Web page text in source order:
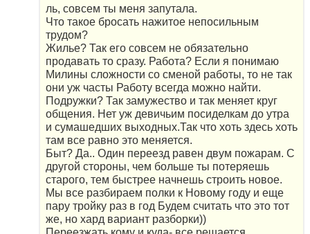
ль, совсем ты меня запутала.
Что такое бросать нажитое непосильным
трудом?
Жилье? Так его совсем не обязательно
продавать то сразу. Работа? Если я понимаю
Милины сложности со сменой работы, то не так
они уж часты Работу всегда можно найти.
Подружки? Так замужество и так меняет круг
общения. Нет уж девичьим посиделкам до утра
и сумашедших выходных.Так что хоть здесь хоть
там все равно это меняется.
Быт? Да.. Один переезд равен двум пожарам. С
другой стороны, чем больше ты потеряешь
старого, тем быстрее начнешь строить новое.
Мы все разбираем полки к Новому году и еще
пару тройку раз в год Будем считать что это тот
же, но хард вариант разборки))